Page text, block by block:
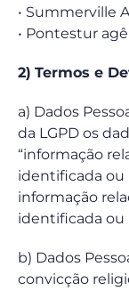
• Summerville
• Pontestur
2) Termos e
a) Dados
da LGPD os
“informação
identificada ou
informação
identificada ou
b) Dados
convicção